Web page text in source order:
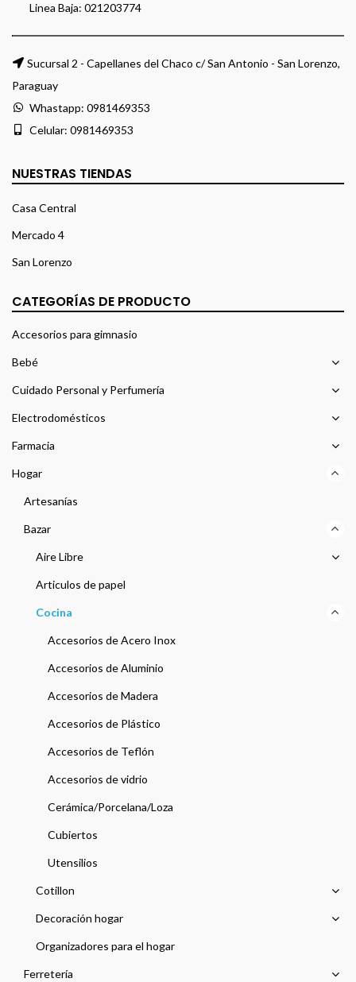
Linea Baja: 021203774
Sucursal 2 - Capellanes del Chaco c/ San Antonio - San Lorenzo,
Paraguay
Whastapp: 0981469353
Celular: 0981469353
NUESTRAS TIENDAS
Casa Central
Mercado 4
San Lorenzo
CATEGORÍAS DE PRODUCTO
Accesorios para gimnasio
Bebé
Cuidado Personal y Perfumería
Electrodomésticos
Farmacia
Hogar
Artesanías
Bazar
Aire Libre
Articulos de papel
Cocina
Accesorios de Acero Inox
Accesorios de Aluminio
Accesorios de Madera
Accesorios de Plástico
Accesorios de Teflón
Accesorios de vidrio
Cerámica/Porcelana/Loza
Cubiertos
Utensilios
Cotillon
Decoración hogar
Organizadores para el hogar
Ferretería